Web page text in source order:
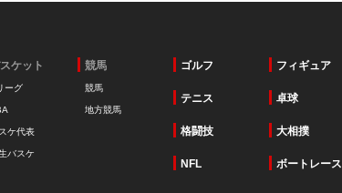
ケット
ーグ
ケ代表
バスケ
競馬
競馬
地方競馬
ゴルフ フィギュア
テニス 卓球
格闘技 大相撲
NFL ボートレース